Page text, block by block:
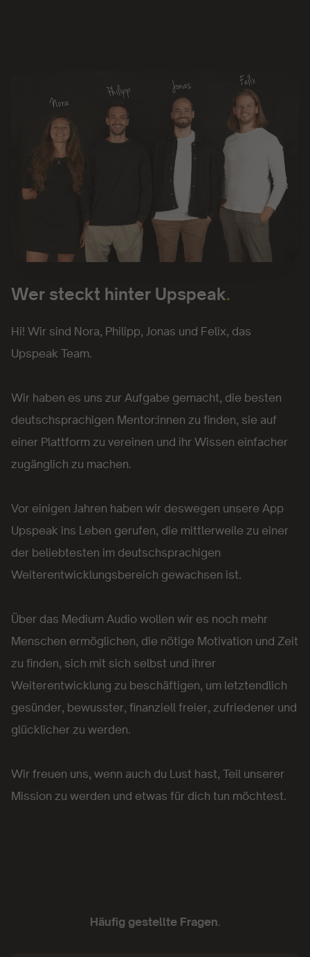
Wer steckt hinter Upspeak.
Hi! Wir sind Nora, Philipp, Jonas und Felix, das
Upspeak Team.
Wir haben es uns zur Aufgabe gemacht, die besten
deutschsprachigen Mentor:innen zu finden, sie auf
einer Plattform zu vereinen und ihr Wissen einfacher
zugänglich zu machen.
Vor einigen Jahren haben wir deswegen unsere App
Upspeak ins Leben gerufen, die mittlerweile zu einer
der beliebtesten im deutschsprachigen
Weiterentwicklungsbereich gewachsen ist.
Über das Medium Audio wollen wir es noch mehr
Menschen ermöglichen, die nötige Motivation und Zeit
zu finden, sich mit sich selbst und ihrer
Weiterentwicklung zu beschäftigen, um letztendlich
gesünder, bewusster, finanziell freier, zufriedener und
glücklicher zu werden.
Wir freuen uns, wenn auch du Lust hast, Teil unserer
Mission zu werden und etwas für dich tun möchtest.
Häufig gestellte Fragen.